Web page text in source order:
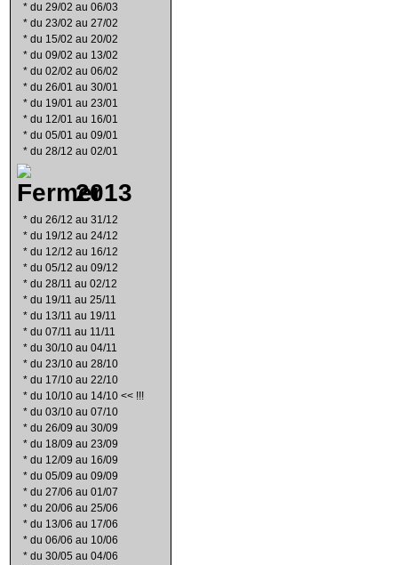
* du 29/02 au 06/03
* du 23/02 au 27/02
* du 15/02 au 20/02
* du 09/02 au 13/02
* du 02/02 au 06/02
* du 26/01 au 30/01
* du 19/01 au 23/01
* du 12/01 au 16/01
* du 05/01 au 09/01
* du 28/12 au 02/01
2013
* du 26/12 au 31/12
* du 19/12 au 24/12
* du 12/12 au 16/12
* du 05/12 au 09/12
* du 28/11 au 02/12
* du 19/11 au 25/11
* du 13/11 au 19/11
* du 07/11 au 11/11
* du 30/10 au 04/11
* du 23/10 au 28/10
* du 17/10 au 22/10
* du 10/10 au 14/10 << !!!
* du 03/10 au 07/10
* du 26/09 au 30/09
* du 18/09 au 23/09
* du 12/09 au 16/09
* du 05/09 au 09/09
* du 27/06 au 01/07
* du 20/06 au 25/06
* du 13/06 au 17/06
* du 06/06 au 10/06
* du 30/05 au 04/06